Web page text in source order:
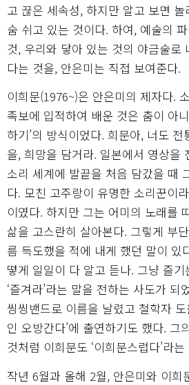
고 끊은 세속성, 하지만 알고 보면
숨 쉬고 있는 것이다. 하여, 예술의
것, 우리와 닿아 있는 것의 야금술로
다는 것을, 안은미는 직접 보여준다.
이희문(1976~)은 안은미의 제자다.
족보에 입적하여 배운 것은 춤이 아
하기’의 방식이었다. 희문아, 너도
을, 희망을 담거라. 일본에서 영상을
소리 세계에 발끝을 처음 담갔을 때
다. 모친 고주랑이 유명한 소리꾼이
이였다. 하지만 그는 어미의 노래를
삶을 고스란히 살아본다. 그렇게 부
름 득도했을 적에 내게 했던 말이 있
떻게 일일이 다 알고 듣나. 그냥 즐기
‘즐겨라’라는 말을 전하는 사도가 되
씽씽밴드로 이름을 날렸고 철학자
인 오방간다’에 출연하기도 했다. 그
것처럼 이희문도 ‘이희문스럽다’라
작년 6월과 올해 2월, 안은미와 이희